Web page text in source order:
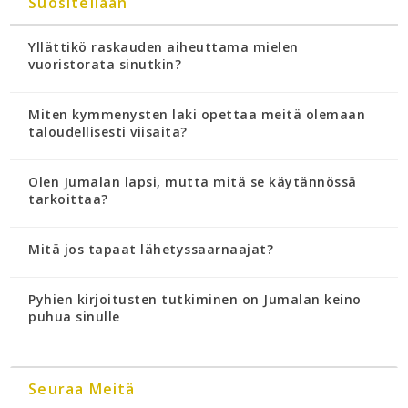
Yllättikö raskauden aiheuttama mielen
vuoristorata sinutkin?
Miten kymmenysten laki opettaa meitä olemaan
taloudellisesti viisaita?
Olen Jumalan lapsi, mutta mitä se käytännössä
tarkoittaa?
Mitä jos tapaat lähetyssaarnaajat?
Pyhien kirjoitusten tutkiminen on Jumalan keino
puhua sinulle
Seuraa Meitä